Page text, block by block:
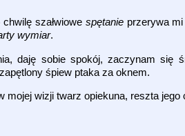
szałwiowe spętanieprzerywa mi
wymiar.
daję sobie spokój, zaczynam się
śpiew ptaka za oknem.
wizji twarz opiekuna, reszta jego